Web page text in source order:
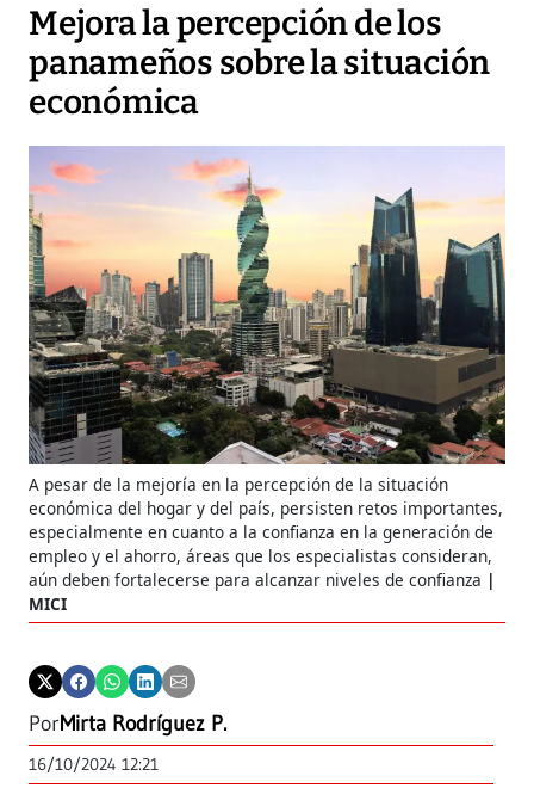
Mejora la percepción de los
panameños sobre la situación
económica
A pesar de la mejoría en la percepción de la situación
económica del hogar y del país, persisten retos importantes,
especialmente en cuanto a la confianza en la generación de
empleo y el ahorro, áreas que los especialistas consideran,
aún deben fortalecerse para alcanzar niveles de confianza
MICI
PorMirta Rodríguez P.
16/10/2024 12:21